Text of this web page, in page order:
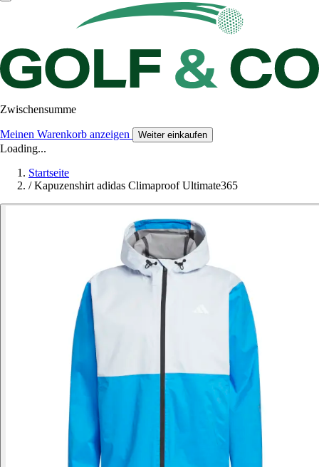
Zwischensumme
Meinen Warenkorb anzeigen Weiter einkaufen
Loading...
Startseite
/ Kapuzenshirt adidas Climaproof Ultimate365